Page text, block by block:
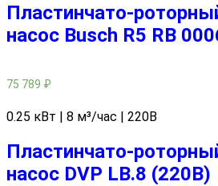
Пластинчато-
насос Busch R5 RB
75 789 ₽
0.25 кВт | 8 м³/час | 220В
Пластинчато-
насос DVP LB.8 (220В)